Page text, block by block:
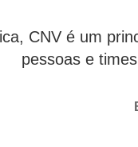
CNV é um
pessoas e